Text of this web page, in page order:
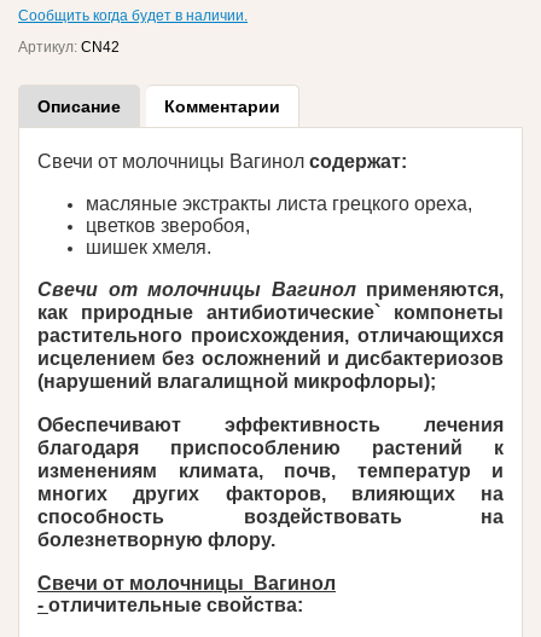
Сообщить когда будет в наличии.
Артикул: CN42
Описание Комментарии
Свечи от молочницы Вагинол содержат:
масляные экстракты листа грецкого ореха,
цветков зверобоя,
шишек хмеля.
Свечи от молочницы Вагинолприменяются,
как природные антибиотические` компонеты
растительного происхождения, отличающихся
исцелением без осложнений и дисбактериозов
(нарушений влагалищной микрофлоры);
Обеспечивают эффективность лечения
благодаря приспособлению растений к
изменениям климата, почв, температур и
многих других факторов, влияющих на
способность воздействовать на
болезнетворную флору.
Свечи от молочницы Вагинол
- отличительные свойства: